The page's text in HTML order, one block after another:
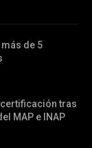
de 5
tras
MAP e INAP